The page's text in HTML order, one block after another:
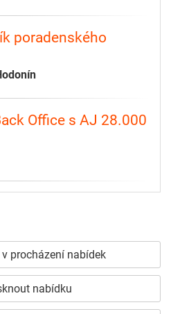
poradenského
Office s AJ 28.000
procházení nabídek
nabídku